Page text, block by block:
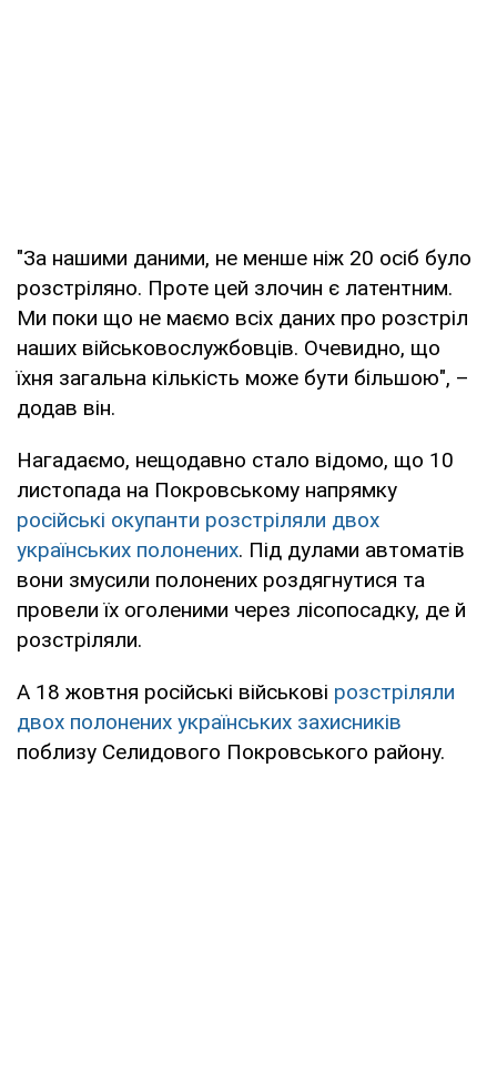
"За нашими даними, не менше ніж 20 осіб було
розстріляно. Проте цей злочин є латентним.
Ми поки що не маємо всіх даних про розстріл
наших військовослужбовців. Очевидно, що
їхня загальна кількість може бути більшою", –
додав він.
Нагадаємо, нещодавно стало відомо, що 10
листопада на Покровському напрямку
російські окупанти розстріляли двох
українських полонених. Під дулами автоматів
вони змусили полонених роздягнутися та
провели їх оголеними через лісопосадку, де й
розстріляли.
А 18 жовтня російські військові розстріляли
двох полонених українських захисників
поблизу Селидового Покровського району.